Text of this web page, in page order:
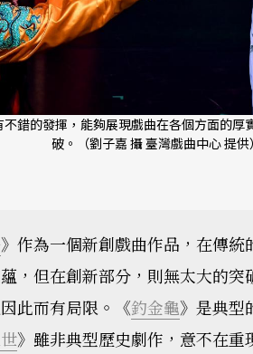
不錯的發揮，能夠展現戲曲在各個方面的
破。（劉子嘉 攝 臺灣戲曲中心 提供）
》作為一個新創戲曲作品，在傳
，但在創新部分，則無太大的
此而有局限。《釣金龜》是典型
》雖非典型歷史劇作，意不在重